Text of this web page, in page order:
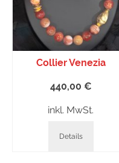
Collier Venezia
440,00 €
inkl. MwSt.
Details